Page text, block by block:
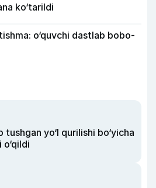
ko‘tarildi
o‘quvchi dastlab bobo-
tushgan yo‘l qurilishi bo‘yicha